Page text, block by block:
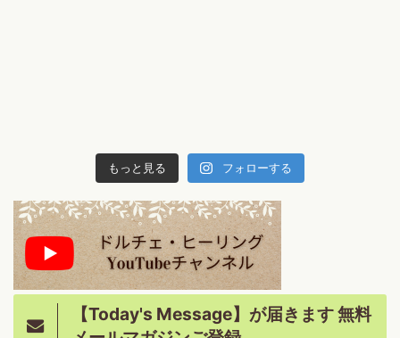
もっと見る フォローする
【Today's Message】が届きます 無料